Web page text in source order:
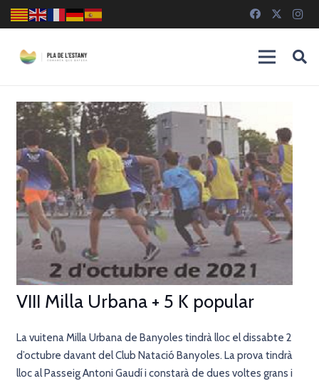
VIII Milla Urbana + 5 K popular
La vuitena Milla Urbana de Banyoles tindrà lloc el dissabte 2
d’octubre davant del Club Natació Banyoles. La prova tindrà
lloc al Passeig Antoni Gaudí i constarà de dues voltes grans i